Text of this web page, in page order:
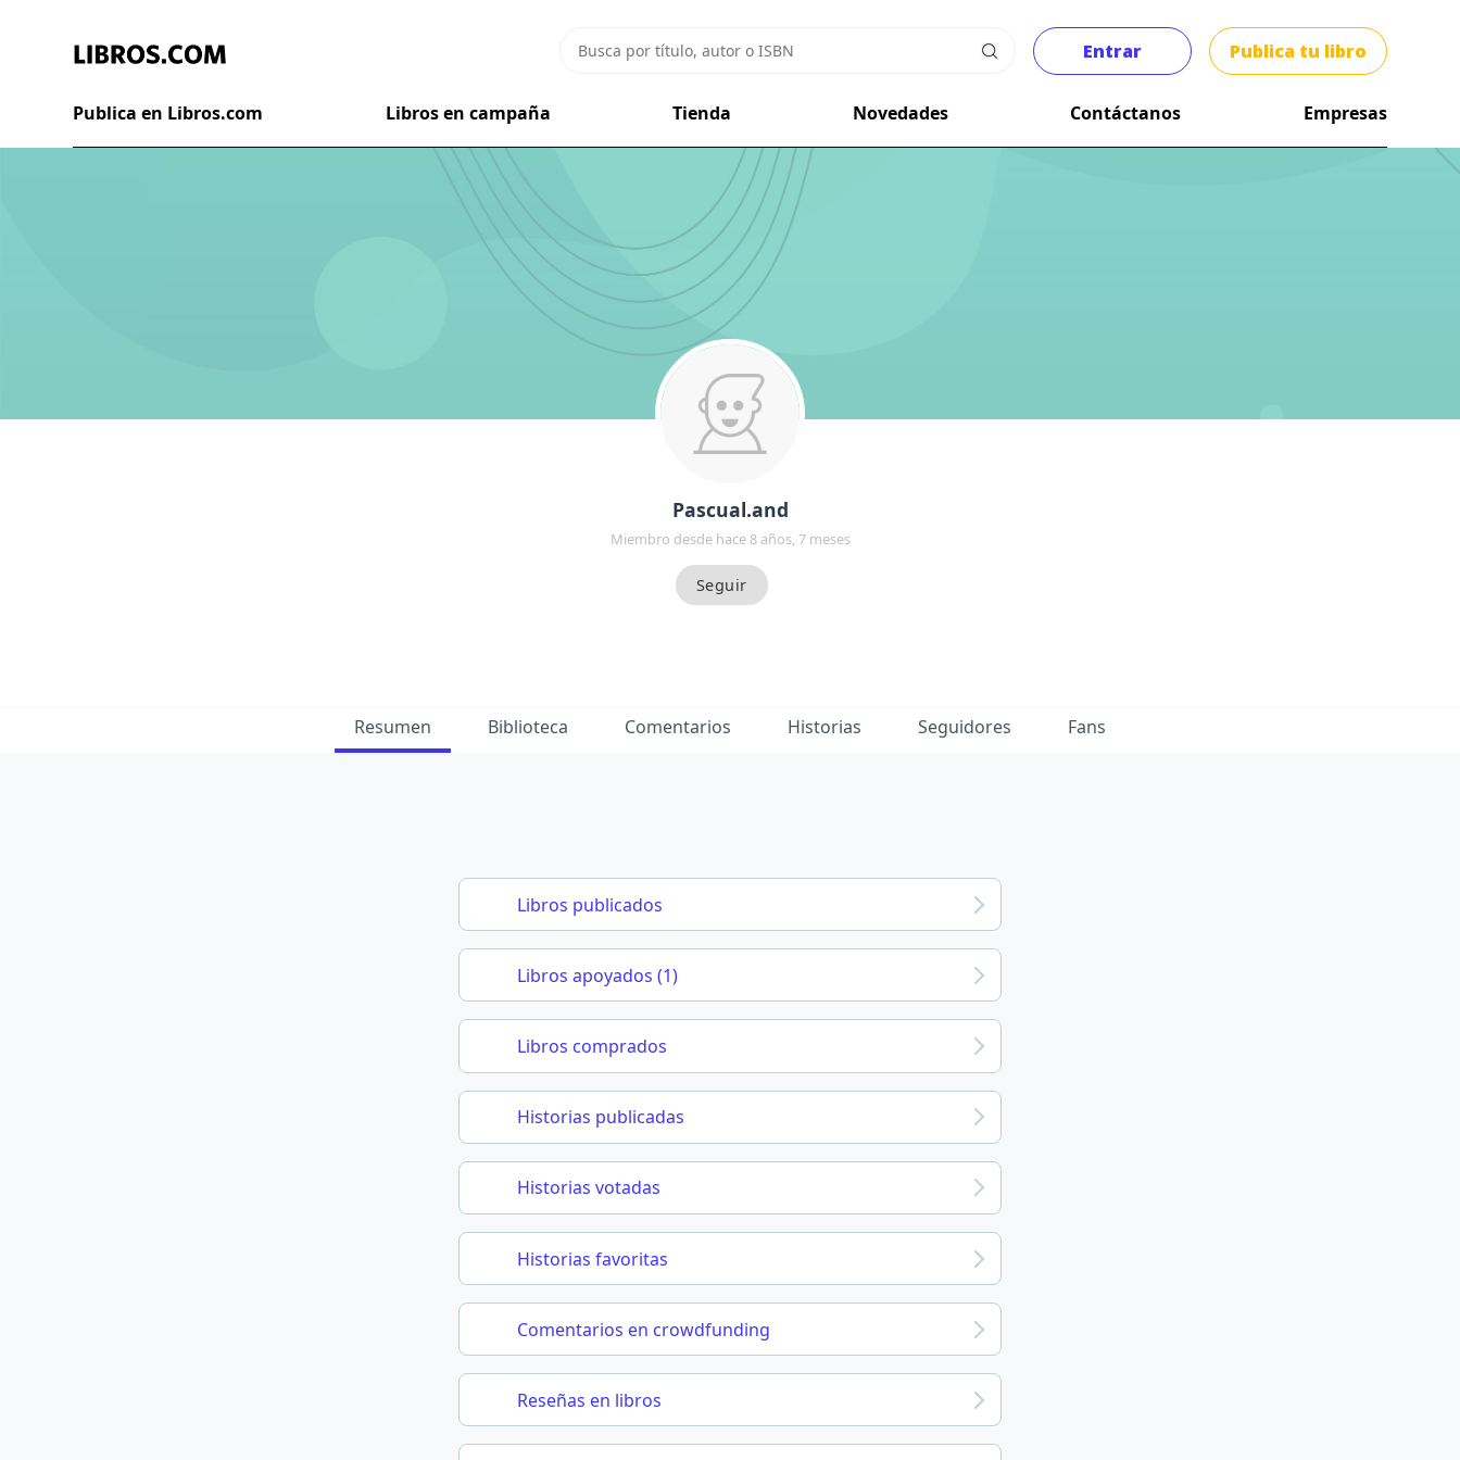
Entrar Publica tu libro
Publica en Libros.com Libros en campaña Tienda Novedades Contáctanos Empresas
Pascual.and
Miembro desde hace 8 años, 7 meses
Resumen Biblioteca Comentarios Historias Seguidores Fans
Libros publicados
Libros apoyados (1)
Libros comprados
Historias publicadas
Historias votadas
Historias favoritas
Comentarios en crowdfunding
Reseñas en libros